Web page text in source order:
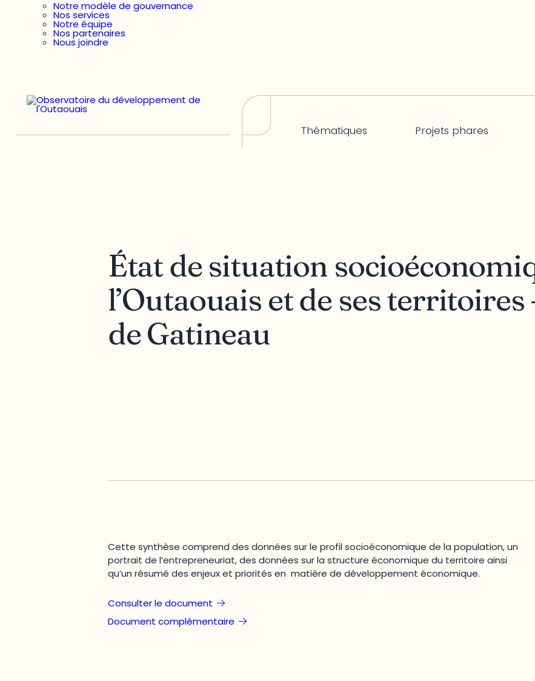
Notre modèle de gouvernance
Nos services
Notre équipe
Nos partenaires
Nous joindre
Thématiques Projets phares
État de situation
l’Outaouais et de ses territoires
de Gatineau
Cette synthèse comprend des données sur le profil socioéconomique de la population, un
portrait de l’entrepreneuriat, des données sur la structure économique du territoire ainsi
qu’un résumé des enjeux et priorités en matière de développement économique.
Consulter le document
Document complémentaire